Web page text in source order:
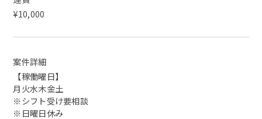
¥10,000
案件詳細
【稼働曜日】
月火水木金土
※シフト受け要相談
※日曜日休み